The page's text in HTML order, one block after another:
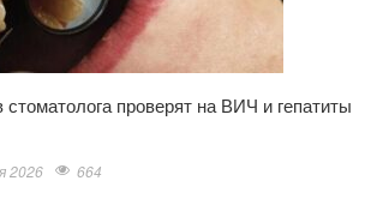
проверят на ВИЧ и гепатиты
2026 664